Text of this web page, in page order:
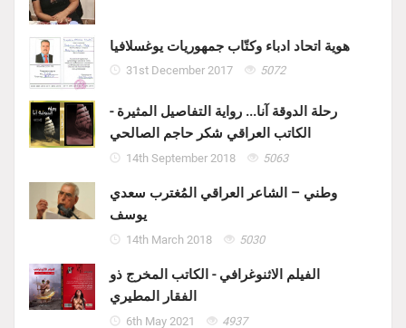
هوية اتحاد ادباء وكتّاب جمهوريات يوغسلافيا
31st December 2017 5072
رحلة الدوقة آنا... رواية التفاصيل المثيرة -
الكاتب العراقي شكر حاجم الصالحي
14th September 2018 5063
وطني – الشاعر العراقي المُغترب سعدي
يوسف
14th March 2018 5030
الفيلم الاثنوغرافي - الكاتب المخرج ذو
الفقار المطيري
6th May 2021 4937